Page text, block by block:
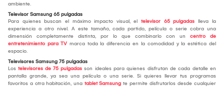
ambiente.
Televisor Samsung 65 pulgadas
Para quienes buscan el máximo impacto visual, el televisor 65 pulgadas lleva la
experiencia a otro nivel. A este tamaño, cada partido, película o serie cobra una
dimensión completamente distinta, por lo que combinarlo con un centro de
entretenimiento para TV marca toda la diferencia en la comodidad y la estética del
espacio.
Televisores Samsung 75 pulgadas
Los televisores de 75 pulgadas son ideales para quienes disfrutan de cada detalle en
pantalla grande, ya sea una película o una serie. Si quieres llevar tus programas
favoritos a otra habitación, una tablet Samsung te permite disfrutarlos desde cualquier